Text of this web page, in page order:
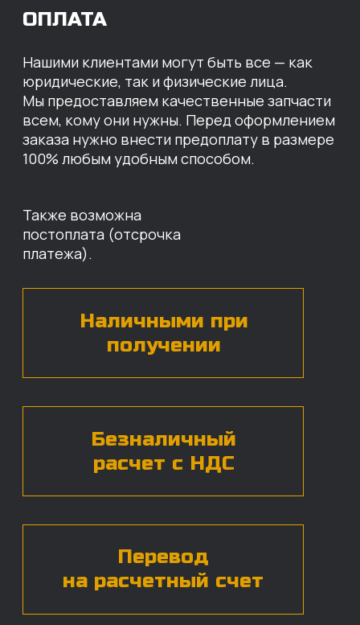
ПРЕДЛОЖИТЬ ВАМ
ИНДИВИДУАЛЬНЫЕ
УСЛОВИЯ НА СТОИМОСТЬ
НАШИХ ЗАПЧАСТЕЙ
Оставьте свои контактные данные,
наши специалисты свяжутся с вами,
назовут цены и проконсультируют
БЕСПЛАТНАЯ КОНСУЛЬТАЦИЯ
персональных данных*
ЧАСТЫЕ ВОПРОСЫ